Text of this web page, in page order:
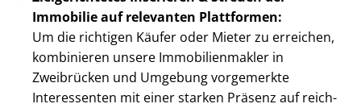
Immobilie auf relevanten Plattformen:
Um die richtigen Käufer oder Mieter zu erreichen,
kombinieren unsere Im­mo­bi­li­en­mak­ler in
Zweibrücken und Umgebung vorgemerkte
Interessenten mit einer starken Präsenz auf reich­